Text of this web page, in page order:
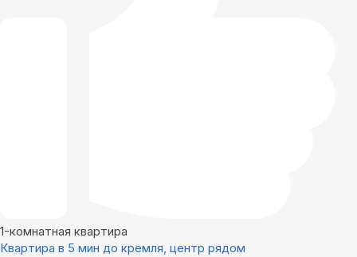
1-комнатная квартира
Квартира в 5 мин до кремля, центр рядом